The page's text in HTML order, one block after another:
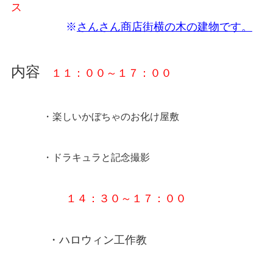
ス
※ さんさん商店街横の木の建物です。
内容 １１：００～１７：００
・楽しいかぼちゃのお化け屋敷
・ドラキュラと記念撮影
１４：３０～１７：００
・ハロウィン工作教